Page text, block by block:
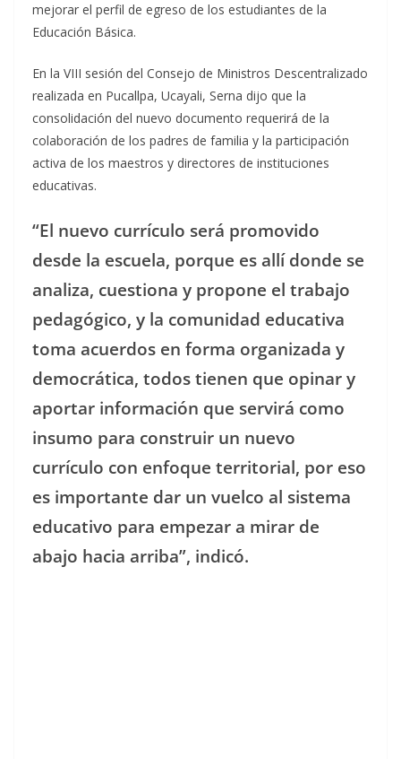
mejorar el perfil de egreso de los estudiantes de la
Educación Básica.
En la VIII sesión del Consejo de Ministros Descentralizado
realizada en Pucallpa, Ucayali, Serna dijo que la
consolidación del nuevo documento requerirá de la
colaboración de los padres de familia y la participación
activa de los maestros y directores de instituciones
educativas.
“El nuevo currículo será promovido
desde la escuela, porque es allí donde se
analiza, cuestiona y propone el trabajo
pedagógico, y la comunidad educativa
toma acuerdos en forma organizada y
democrática, todos tienen que opinar y
aportar información que servirá como
insumo para construir un nuevo
currículo con enfoque territorial, por eso
es importante dar un vuelco al sistema
educativo para empezar a mirar de
abajo hacia arriba”, indicó.